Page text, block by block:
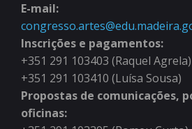
E-mail:
Inscrições e pagamentos:
+351 291 103403 (Raquel Agrela)
+351 291 103410 (Luísa Sousa)
Propostas de comunicações,
oficinas: